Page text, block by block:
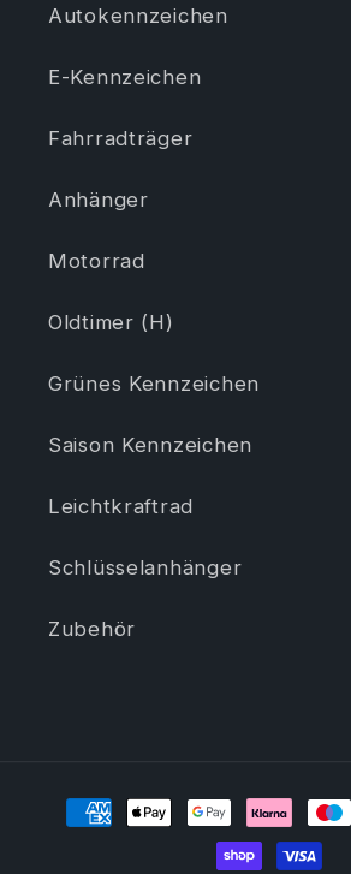
Autokennzeichen
E-Kennzeichen
Fahrradträger
Anhänger
Motorrad
Oldtimer (H)
Grünes Kennzeichen
Saison Kennzeichen
Leichtkraftrad
Schlüsselanhänger
Zubehör
Zahlungsmethoden